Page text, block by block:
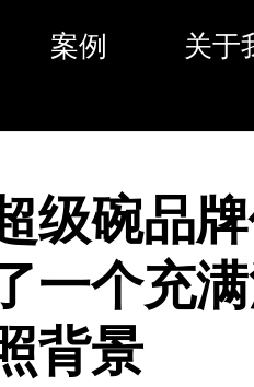
案例 关于
级碗品
一个充
背景